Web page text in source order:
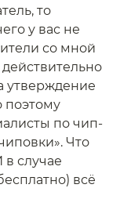
то
у вас не
со мной
утверждение
поэтому
по чип-
Что
в случае
всё